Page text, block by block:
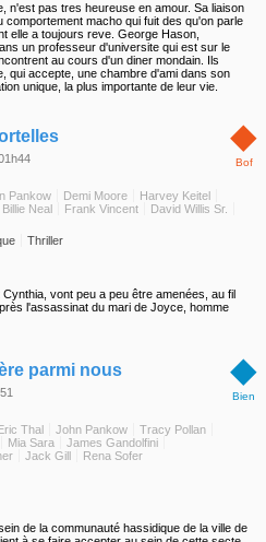
n'est pas tres heureuse en amour. Sa liaison
macho qui fuit des qu'on parle
elle a toujours reve. George Hason,
un professeur d'universite qui est sur le
au cours d'un diner mondain. Ils
qui accepte, une chambre d'ami dans son
unique, la plus importante de leur vie.
◆
Bof
Pankow Demi Moore
Harvey Keitel
Billie Neal Frank Vincent
David Willis Sr.
Thriller
vont peu a peu être amenées, au fil
l'assassinat du mari de Joyce, homme
◆
Bien
parmi nous
Thal John Pankow
Tracy Pollan
Mia Sara
James Gandolfini
Jack Gill
Rena Sofer
de la communauté hassidique de la ville de